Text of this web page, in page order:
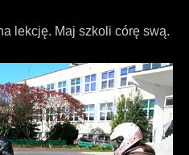
lekcję. Maj szkoli córę swą.